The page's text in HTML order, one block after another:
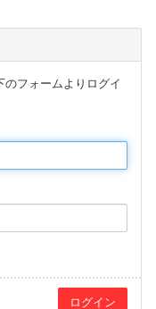
フォームよりログイ